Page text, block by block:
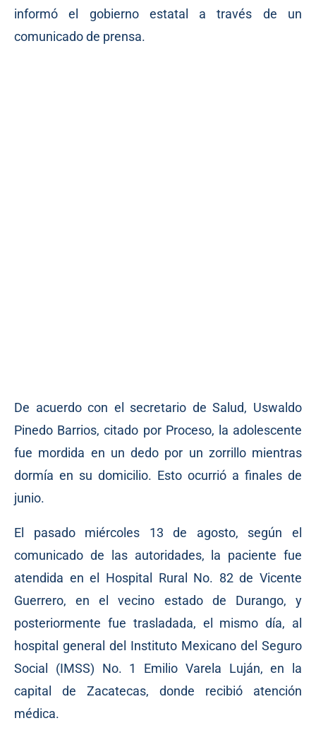
informó el gobierno estatal a través de un
comunicado de prensa.
De acuerdo con el secretario de Salud, Uswaldo
Pinedo Barrios, citado por Proceso, la adolescente
fue mordida en un dedo por un zorrillo mientras
dormía en su domicilio. Esto ocurrió a finales de
junio.
El pasado miércoles 13 de agosto, según el
comunicado de las autoridades, la paciente fue
atendida en el Hospital Rural No. 82 de Vicente
Guerrero, en el vecino estado de Durango, y
posteriormente fue trasladada, el mismo día, al
hospital general del Instituto Mexicano del Seguro
Social (IMSS) No. 1 Emilio Varela Luján, en la
capital de Zacatecas, donde recibió atención
médica.